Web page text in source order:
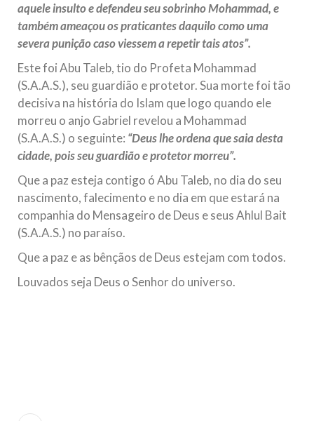
aquele insulto e defendeu seu sobrinho Mohammad, e
também ameaçou os praticantes daquilo como uma
severa punição caso viessem a repetir tais atos”.
Este foi Abu Taleb, tio do Profeta Mohammad
(S.A.A.S.), seu guardião e protetor. Sua morte foi tão
decisiva na história do Islam que logo quando ele
morreu o anjo Gabriel revelou a Mohammad
(S.A.A.S.) o seguinte: “Deus lhe ordena que saia desta
cidade, pois seu guardião e protetor morreu”.
Que a paz esteja contigo ó Abu Taleb, no dia do seu
nascimento, falecimento e no dia em que estará na
companhia do Mensageiro de Deus e seus Ahlul Bait
(S.A.A.S.) no paraíso.
Que a paz e as bênçãos de Deus estejam com todos.
Louvados seja Deus o Senhor do universo.